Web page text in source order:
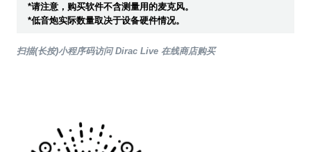
*请注意，购买软件不含测量用的麦克风。
*低音炮实际数量取决于设备硬件情况。
扫描(长按)小程序码访问 Dirac Live 在线商店购买